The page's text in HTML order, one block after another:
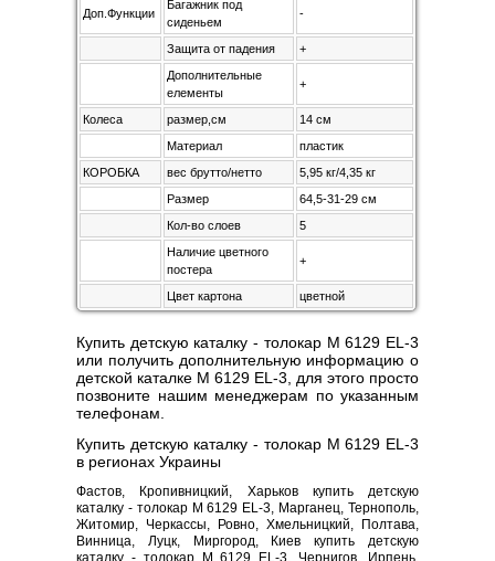
Доп.Функции
Багажник под
сиденьем
-
Защита от падения
+
Дополнительные
елементы
+
Колеса размер,см
14 см
Материал
пластик
КОРОБКА
вес брутто/нетто
5,95 кг/4,35 кг
Размер
64,5-31-29 см
Кол-во слоев
5
Наличие цветного
постера
+
Цвет картона цветной
Купить детскую каталку - толокар M 6129 EL-3
или получить дополнительную информацию о
детской каталке M 6129 EL-3, для этого просто
позвоните нашим менеджерам по указанным
телефонам.
Купить детскую каталку - толокар M 6129 EL-3
в регионах Украины
Фастов, Кропивницкий, Харьков купить детскую
каталку - толокар M 6129 EL-3, Марганец, Тернополь,
Житомир, Черкассы, Ровно, Хмельницкий, Полтава,
Винница, Луцк, Миргород, Киев купить детскую
каталку - толокар M 6129 EL-3, Чернигов, Ирпень,